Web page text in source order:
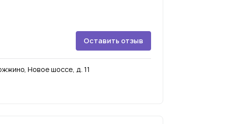
Оставить отзыв
Новое шоссе, д. 11